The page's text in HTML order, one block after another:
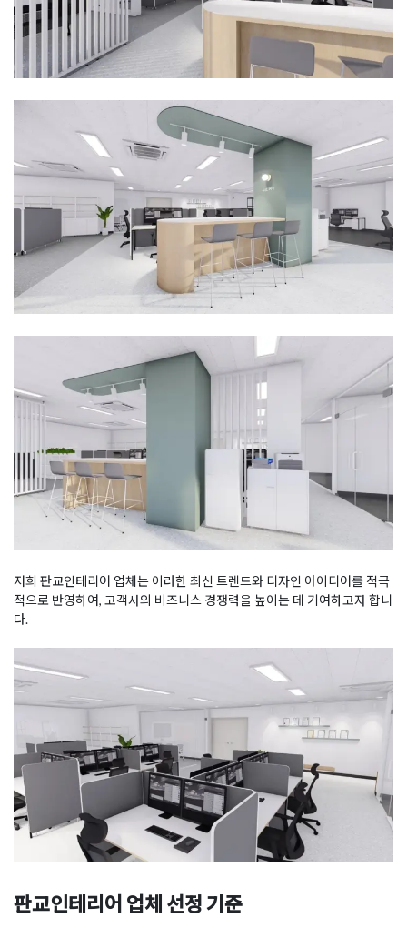
저희 판교인테리어 업체는 이러한 최신 트렌드와 디자인 아이디어를 적극
적으로 반영하여, 고객사의 비즈니스 경쟁력을 높이는 데 기여하고자 합니
다.
판교인테리어 업체 선정 기준